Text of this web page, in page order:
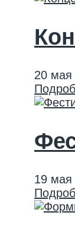
20 мая
19 мая